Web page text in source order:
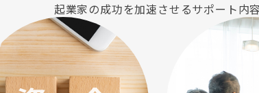
起業家の成功を加速させるサポート内容